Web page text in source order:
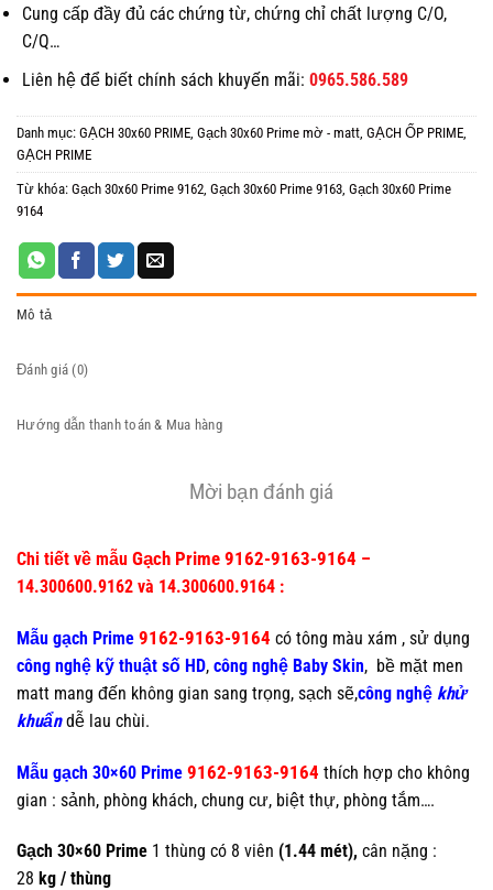
Cung cấp đầy đủ các chứng từ, chứng chỉ chất lượng C/O,
C/Q…
Liên hệ để biết chính sách khuyến mãi: 0965.586.589
Danh mục: GẠCH 30x60 PRIME, Gạch 30x60 Prime mờ - matt, GẠCH ỐP PRIME,
GẠCH PRIME
Từ khóa: Gạch 30x60 Prime 9162, Gạch 30x60 Prime 9163, Gạch 30x60 Prime
9164
Mô tả
Đánh giá (0)
Hướng dẫn thanh toán & Mua hàng
Mời bạn đánh giá
Chi tiết về mẫu Gạch Prime 9162-9163-9164 –
14.300600.9162 và 14.300600.9164 :
Mẫu gạch Prime 9162-9163-9164 có tông màu xám , sử dụng
công nghệ kỹ thuật số HD, công nghệ Baby Skin, bề mặt men
matt mang đến không gian sang trọng, sạch sẽ,công nghệ khử
khuẩn dễ lau chùi.
Mẫu gạch 30×60 Prime 9162-9163-9164 thích hợp cho không
gian : sảnh, phòng khách, chung cư, biệt thự, phòng tắm….
Gạch 30×60 Prime 1 thùng có 8 viên (1.44 mét), cân nặng :
28 kg / thùng